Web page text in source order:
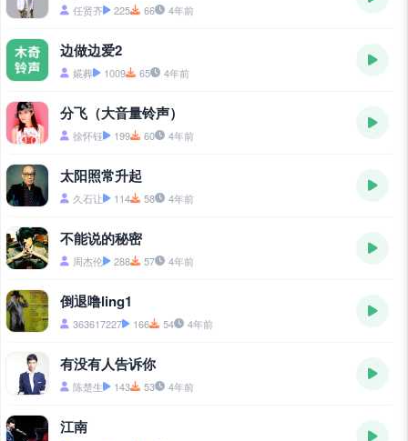
任贤齐 225 66 4年前
边做边爱2
婲葬 1009 65 4年前
分飞（大音量铃声）
徐怀钰 199 60 4年前
太阳照常升起
久石让 114 58 4年前
不能说的秘密
周杰伦 288 57 4年前
倒退噜ling1
363617227 166 54 4年前
有没有人告诉你
陈楚生 143 53 4年前
江南